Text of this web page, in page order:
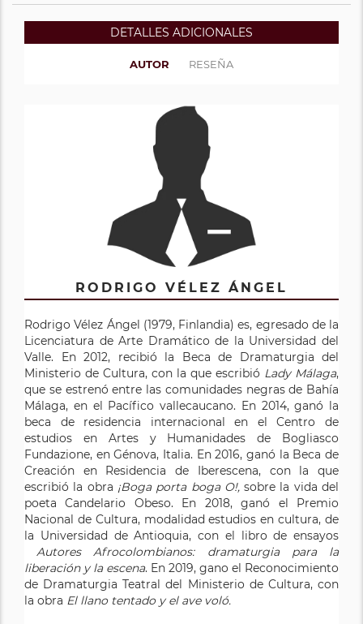
DETALLES ADICIONALES
AUTOR RESEÑA
RODRIGO VÉLEZ ÁNGEL
Rodrigo Vélez Ángel (1979, Finlandia) es, egresado de la
Licenciatura de Arte Dramático de la Universidad del
Valle. En 2012, recibió la Beca de Dramaturgia del
Ministerio de Cultura, con la que escribió Lady Málaga,
que se estrenó entre las comunidades negras de Bahía
Málaga, en el Pacífico vallecaucano. En 2014, ganó la
beca de residencia internacional en el Centro de
estudios en Artes y Humanidades de Bogliasco
Fundazione, en Génova, Italia. En 2016, ganó la Beca de
Creación en Residencia de Iberescena, con la que
escribió la obra ¡Boga porta boga O!,sobre la vida del
poeta Candelario Obeso. En 2018, ganó el Premio
Nacional de Cultura, modalidad estudios en cultura, de
la Universidad de Antioquia, con el libro de ensayos
Autores Afrocolombianos: dramaturgia para la
liberación y la escena. En 2019, gano el Reconocimiento
de Dramaturgia Teatral del Ministerio de Cultura, con
la obra El llano tentado y el ave voló.